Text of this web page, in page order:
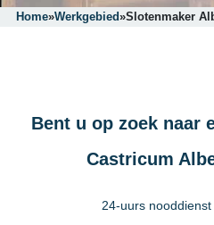
Home»Werkgebied»Slotenmaker
Bent u op zoek naar
Castricum
24-uurs